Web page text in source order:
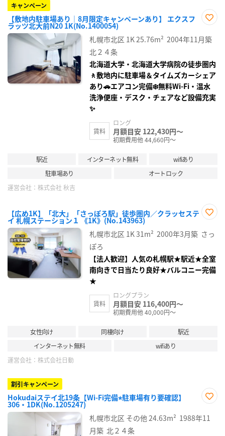
キャンペーン
【敷地内駐車場あり｜8月限定キャンペーンあり】 エクスフ
ラッツ北大前N20 1K(No.1400054)
に入
り登
札幌市北区 1K25.76m² 2004年11月築
北２４条
北海道大学・北海道大学病院の徒歩圏内
🚶敷地内に駐車場＆タイムズカーシェア
あり🚗エアコン完備❄️無料Wi‑Fi・温水
洗浄便座・デスク・チェアなど設備充実
✨
賃料
ロング
月額目安 122,430円～
初期費用他 44,660円～
駅近 インターネット無料
wifiあり
駐車場あり
オートロック
運営会社： 株式会社 秋吉
【広め1K】「北大」「さっぽろ駅」徒歩圏内／クラッセステ
イ 札幌ステーション１ 《1K》(No.143963)
に入
り登
札幌市北区 1K31m² 2000年3月築 さっ
ぽろ
【法人歓迎】人気の札幌駅★駅近★全室
南向きで日当たり良好★バルコニー完備
★
賃料
ロングプラン
月額目安 116,400円～
初期費用他 40,000円～
女性向け 同棲向け
駅近
インターネット無料
wifiあり
運営会社： 株式会社日動
割引キャンペーン
Hokudaiステイ北19条【Wi-Fi完備⭐︎駐車場有り要確認】
306・1DK(No.1205247)
に入
り登
札幌市北区 その他 24.63m² 1988年11
月築 北２４条